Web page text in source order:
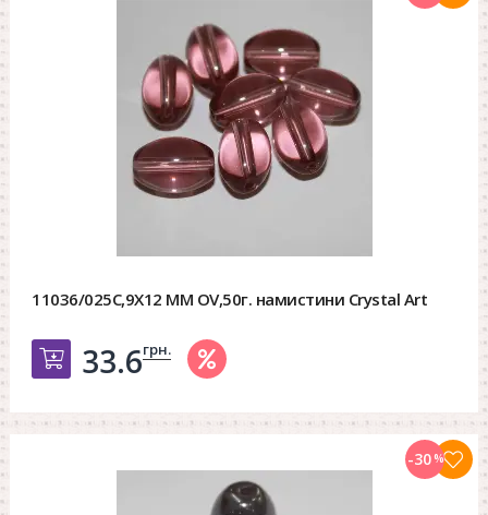
11036/025C,9X12 MM OV,50г. намистини Crystal Art
Добавить в корзину
33.6грн.
-30%